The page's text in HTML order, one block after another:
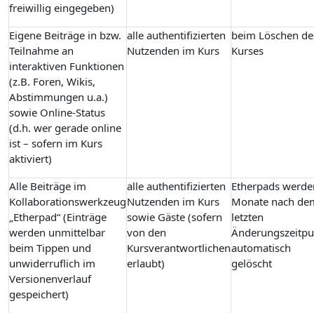
freiwillig eingegeben)
Eigene Beiträge in bzw.
Teilnahme an
interaktiven Funktionen
(z.B. Foren, Wikis,
Abstimmungen u.a.)
sowie Online-Status
(d.h. wer gerade online
ist – sofern im Kurs
aktiviert)
alle authentifizierten
Nutzenden im Kurs
beim Löschen
Kurses
Alle Beiträge im
Kollaborationswerkzeug
„Etherpad“ (Einträge
werden unmittelbar
beim Tippen und
unwiderruflich im
Versionenverlauf
gespeichert)
alle authentifizierten
Nutzenden im Kurs
sowie Gäste (sofern
von den
Kursverantwortlichen
erlaubt)
Etherpads
Monate nach
letzten
automatisch
gelöscht